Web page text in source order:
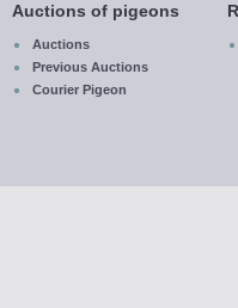
Auctions of pigeons
Auctions
Previous Auctions
Courier Pigeon